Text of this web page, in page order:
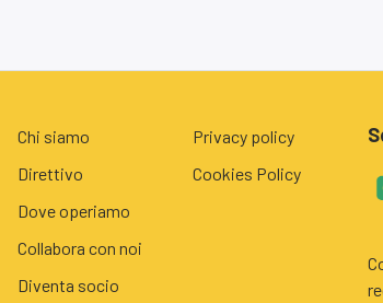
Chi siamo
Direttivo
Dove operiamo
Collabora con noi
Diventa socio
Privacy policy
Cookies Policy